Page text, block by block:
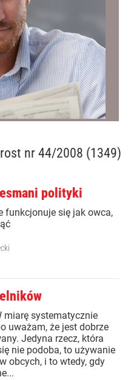
nr 44/2008 (1349)
polityki
funkcjonuje się jak owca,
miarę systematycznie
uważam, że jest dobrze
Jedyna rzecz, która
nie podoba, to używanie
obcych, i to wtedy, gdy